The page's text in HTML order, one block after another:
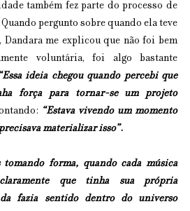
também fez parte do processo de
pergunto sobre quando ela teve
Dandara me explicou que não foi bem
voluntária, foi algo bastante
“Essa ideia chegou quando percebi que
força para tornar-se um projeto
“Estava vivendo um momento
materializar isso”.
forma, quando cada música
que tinha sua própria
fazia sentido dentro do universo